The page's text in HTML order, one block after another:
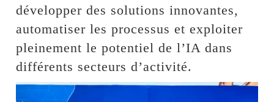
développer des solutions innovantes,
automatiser les processus et exploiter
pleinement le potentiel de l’IA dans
différents secteurs d’activité.